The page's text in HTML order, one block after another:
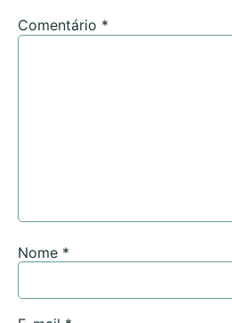
Comentário *
Nome *